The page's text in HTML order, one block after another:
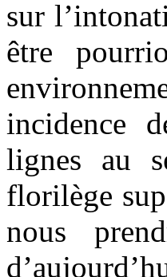
sur
être
incidence
lignes au
florilège
nous